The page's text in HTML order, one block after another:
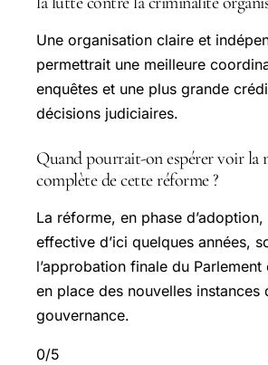
Une organisation claire et
permettrait une meilleure
enquêtes et une plus grande
décisions judiciaires.
Quand pourrait-on espérer voir la
complète de cette réforme ?
La réforme, en phase
effective d’ici quelques années,
l’approbation finale du
en place des nouvelles instances
gouvernance.
0/5